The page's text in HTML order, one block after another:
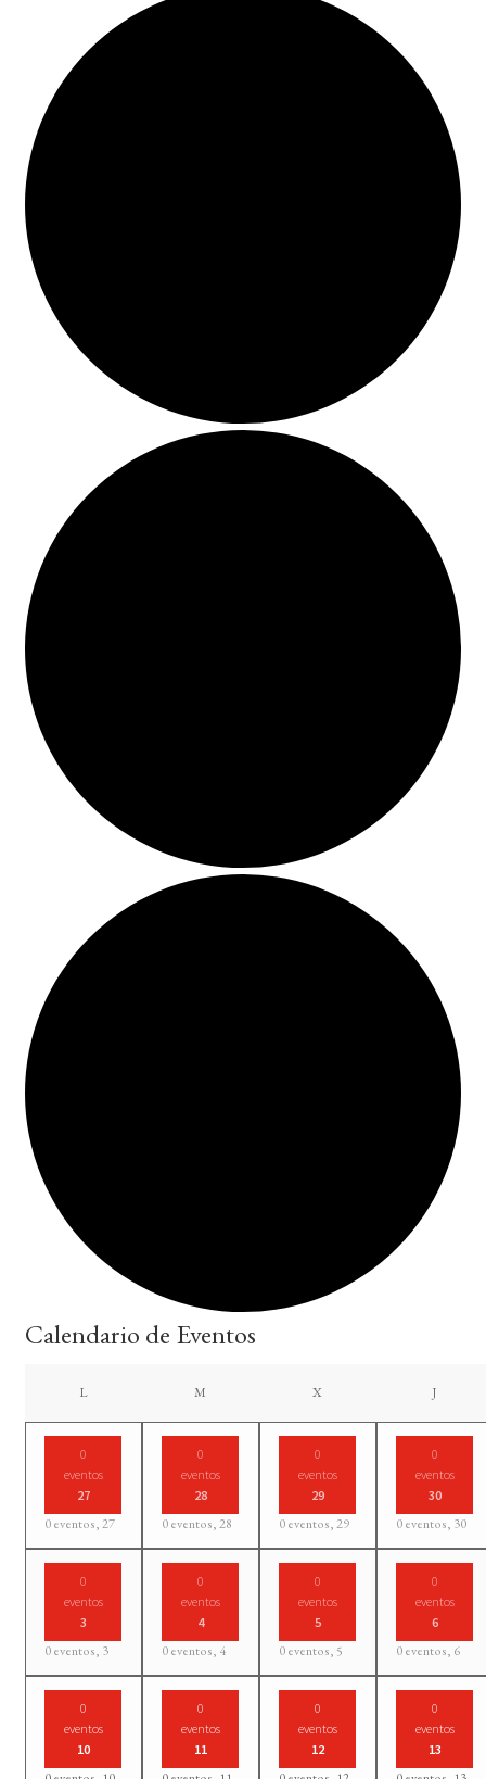
Calendario de Eventos
LLUNES M X J
0
eventos
27
0 eventos,27
0
eventos
28
0 eventos,28
0
eventos
29
0 eventos,29
0
eventos
30
0 eventos, 30
0
eventos
3
0 eventos, 3
0
eventos
4
0 eventos, 4
0
eventos
5
0 eventos, 5
0
eventos
6
0 eventos, 6
0
eventos
10
0
eventos
11
0
eventos
12
0
eventos
13